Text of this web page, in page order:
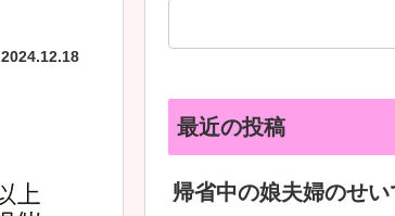
2024.12.18
最近の投稿
帰省中の娘夫婦のせ